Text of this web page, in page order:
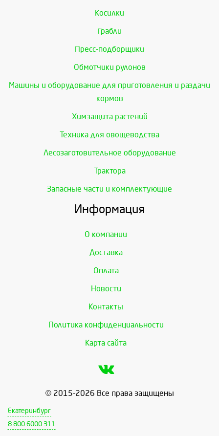
Косилки
Грабли
Пресс-подборщики
Обмотчики рулонов
Машины и оборудование для приготовления и раздачи
кормов
Химзащита растений
Техника для овощеводства
Лесозаготовительное оборудование
Трактора
Запасные части и комплектующие
Информация
О компании
Доставка
Оплата
Новости
Контакты
Политика конфиденциальности
Карта сайта
© 2015-2026 Все права защищены
Екатеринбург
8 800 6000 311